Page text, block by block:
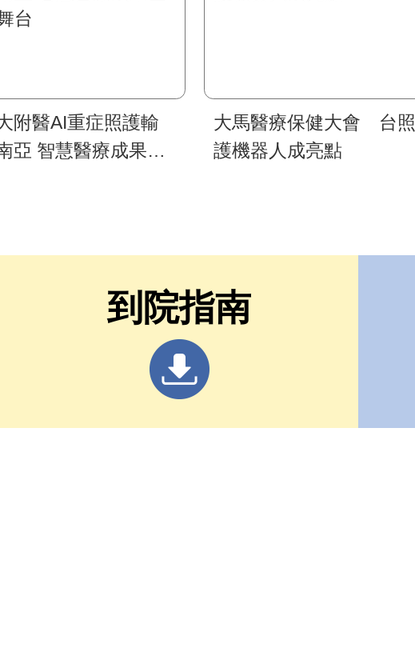
附醫AI重症照護輸
亞 智慧醫療成果登
大馬醫療保健大會 台照
護機器人成亮點
到院指南